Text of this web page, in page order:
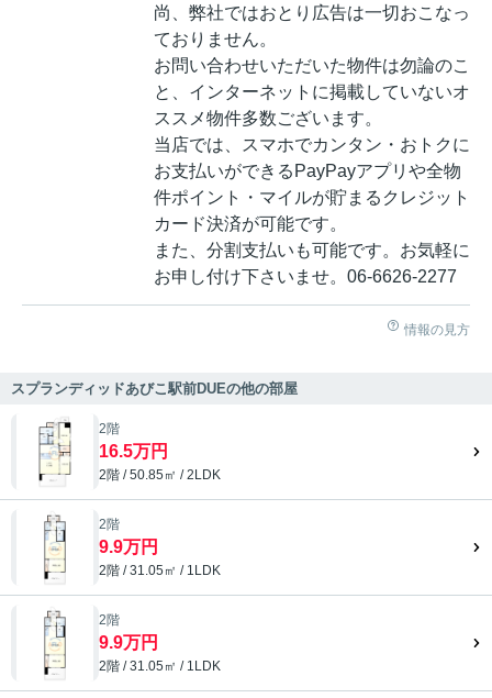
尚、弊社ではおとり広告は一切おこなっ
ておりません。
お問い合わせいただいた物件は勿論のこ
と、インターネットに掲載していないオ
ススメ物件多数ございます。
当店では、スマホでカンタン・おトクに
お支払いができるPayPayアプリや全物
件ポイント・マイルが貯まるクレジット
カード決済が可能です。
また、分割支払いも可能です。お気軽に
お申し付け下さいませ。06-6626-2277
情報の見方
スプランディッドあびこ駅前DUEの他の部屋
2階
16.5万円
2階 / 50.85㎡ / 2LDK
2階
9.9万円
2階 / 31.05㎡ / 1LDK
2階
9.9万円
2階 / 31.05㎡ / 1LDK